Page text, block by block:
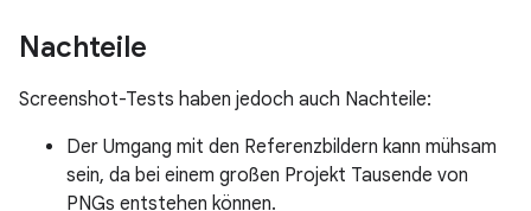
Nachteile
Screenshot-Tests haben jedoch auch Nachteile:
Der Umgang mit den Referenzbildern kann mühsam
sein, da bei einem großen Projekt Tausende von
PNGs entstehen können.